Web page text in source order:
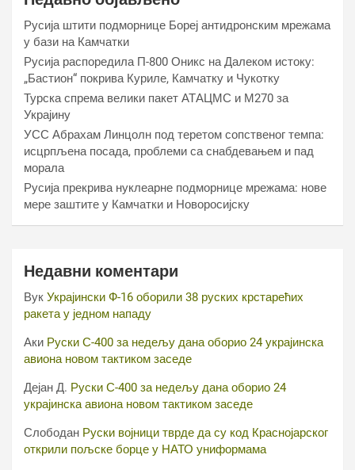
Русија штити подморнице Бореј антидронским мрежама
у бази на Камчатки
Русија распоредила П-800 Оникс на Далеком истоку:
„Бастион“ покрива Куриле, Камчатку и Чукотку
Турска спрема велики пакет АТАЦМС и М270 за
Украјину
УСС Абрахам Линцолн под теретом сопственог темпа:
исцрпљена посада, проблеми са снабдевањем и пад
морала
Русија прекрива нуклеарне подморнице мрежама: нове
мере заштите у Камчатки и Новоросијску
Недавни коментари
Вук Украјински Ф-16 оборили 38 руских крстарећих
ракета у једном нападу
Аки Руски С-400 за недељу дана оборио 24 украјинска
авиона новом тактиком заседе
Дејан Д. Руски С-400 за недељу дана оборио 24
украјинска авиона новом тактиком заседе
Слободан Руски војници тврде да су код Краснојарског
открили пољске борце у НАТО униформама